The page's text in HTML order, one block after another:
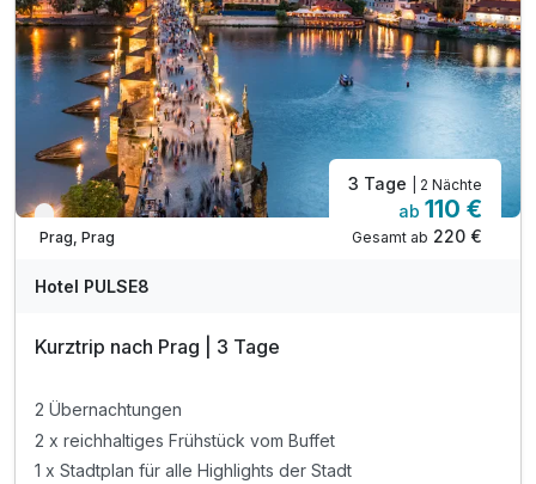
WAR
202
Verfügbar bis Dezember
Prag, Prag
3 Tage | 2 Nächte
ab 110 €
Gesamt ab 220 €
Hotel PULSE8
Kurztrip nach Prag | 3 Tage
2 Übernachtungen
2 x reichhaltiges Frühstück vom Buffet
1 x Stadtplan für alle Highlights der Stadt